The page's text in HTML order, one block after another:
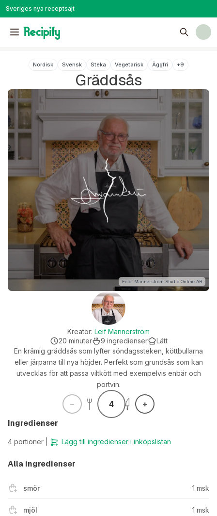
Sveriges nya receptsajt
Nordisk Svensk Steka Vegetarisk Äggfri +9
Gräddsås
Kreatör: Leif Mannerström
20 minuter 9 ingredienser
Lätt
En krämig gräddsås som lyfter söndagssteken, köttbullarna
eller järparna till nya höjder. Perfekt som grundsås som kan
utvecklas för att passa viltkött med exempelvis enbär och
portvin.
4
Ingredienser
4 portioner | Lägg till ingredienser i inköpslistan
Alla ingredienser
smör 1 msk
mjöl 1 msk
Foto: Mannerström Studio Online AB